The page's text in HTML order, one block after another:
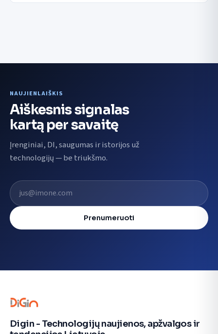
NAUJIENLAIŠKIS
Aiškesnis signalas
kartą per savaitę
Įrenginiai, DI, saugumas ir istorijos už
technologijų — be triukšmo.
El. pašto adresas
Prenumeruoti
Digin - Technologijų naujienos, apžvalgos ir